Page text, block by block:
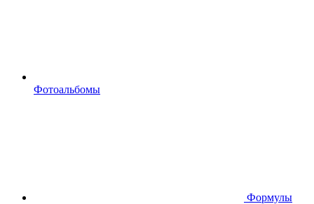
Фотоальбомы
Формулы